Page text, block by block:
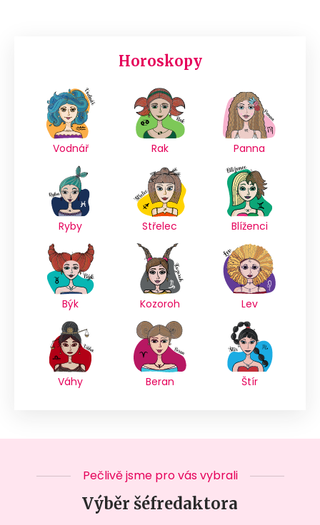
Horoskopy
Vodnář Rak Panna
Ryby Střelec Blíženci
Býk Kozoroh Lev
Váhy Beran Štír
Pečlivě jsme pro vás vybrali
Výběr šéfredaktora